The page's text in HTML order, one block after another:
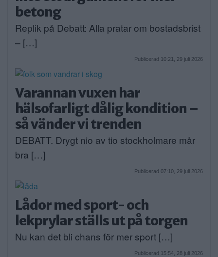
betong
Replik på Debatt: Alla pratar om bostadsbrist
– […]
Publicerad 10:21, 29 juli 2026
Varannan vuxen har
hälsofarligt dålig kondition –
så vänder vi trenden
DEBATT. Drygt nio av tio stockholmare mår
bra […]
Publicerad 07:10, 29 juli 2026
Lådor med sport- och
lekprylar ställs ut på torgen
Nu kan det bli chans för mer sport […]
Publicerad 15:54, 28 juli 2026